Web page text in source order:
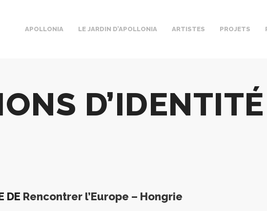
APOLLONIA LE JARDIN D’APOLLONIA ARTISTES PROJETS
D’IDENTITÉ
DE Rencontrer l’Europe – Hongrie